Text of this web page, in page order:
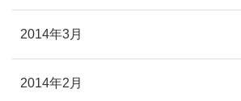
2014年3月
2014年2月